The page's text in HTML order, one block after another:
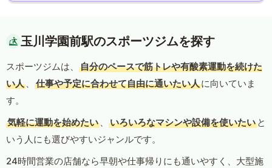
玉川学園前駅のスポーツジムを探す
スポーツジムは、
自分のペースで筋トレや有酸素運動を続けた
い人 、 仕事や予定に合わせて自由に通いたい人に向いていま
す。
気軽に運動を始めたい 、 いろいろなマシンや設備を使いたい と
いう人にも選びやすいジャンルです。
24時間営業の店舗なら早朝や仕事帰りにも通いやすく、大型施